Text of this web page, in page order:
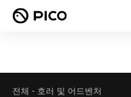
전체 - 호러 및 어드벤처